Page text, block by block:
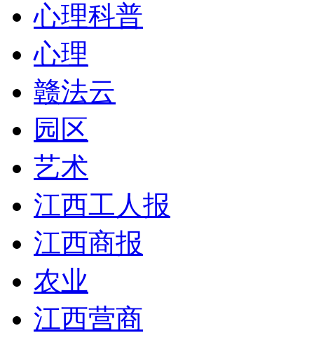
心理科普
心理
赣法云
园区
艺术
江西工人报
江西商报
农业
江西营商